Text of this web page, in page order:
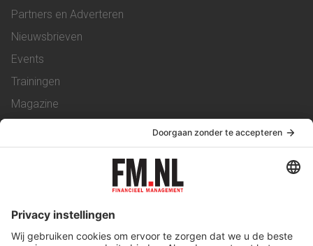
Partners en Adverteren
Nieuwsbrieven
Events
Trainingen
Magazine
Service & Contact
Werken bij ons
Privacy Statement